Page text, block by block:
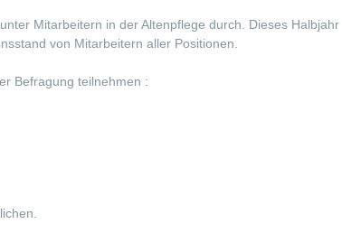
Mitarbeitern in der Altenpflege durch. Dieses Halbjahr
von Mitarbeitern aller Positionen.
Befragung teilnehmen :